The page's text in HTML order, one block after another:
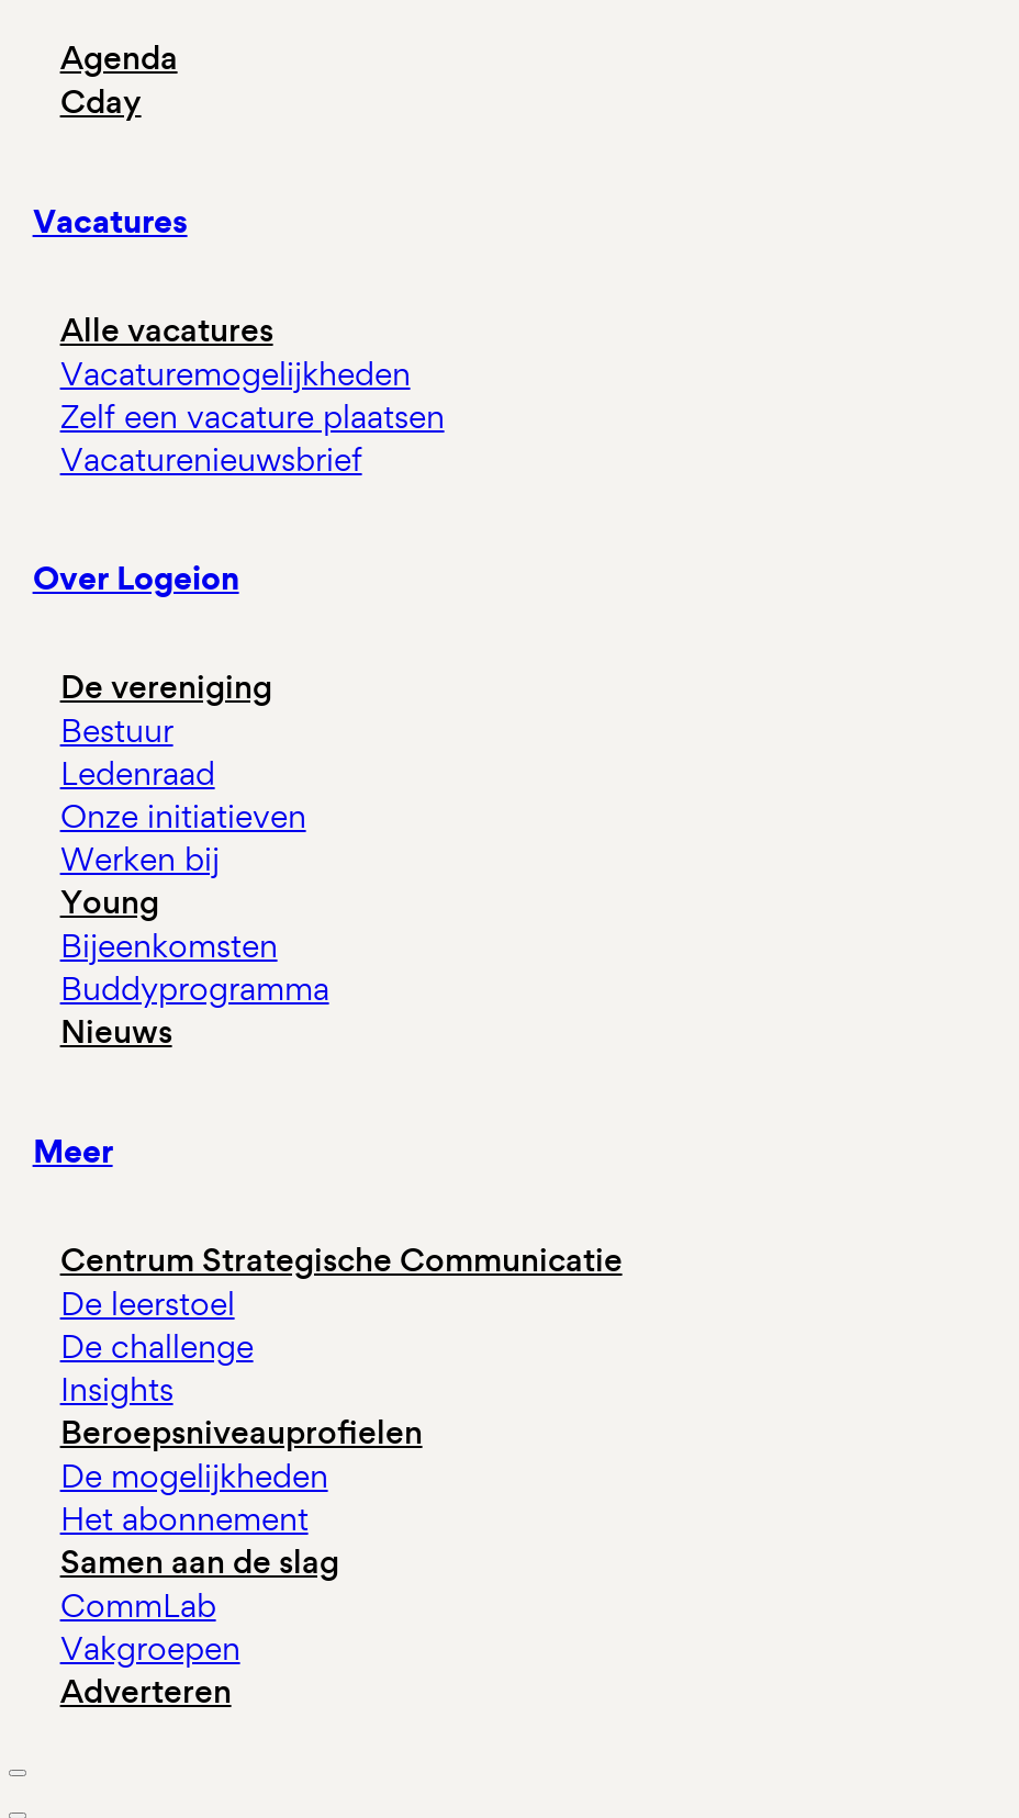
Agenda
Cday
Vacatures
Alle vacatures
Vacaturemogelijkheden
Zelf een vacature plaatsen
Vacaturenieuwsbrief
Over Logeion
De vereniging
Bestuur
Ledenraad
Onze initiatieven
Werken bij
Young
Bijeenkomsten
Buddyprogramma
Nieuws
Meer
Centrum Strategische Communicatie
De leerstoel
De challenge
Insights
Beroepsniveauprofielen
De mogelijkheden
Het abonnement
Samen aan de slag
CommLab
Vakgroepen
Adverteren